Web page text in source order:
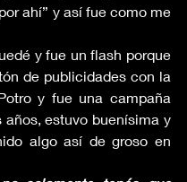
ahí” y así fue como me
y fue un flash porque
de publicidades con la
y fue una campaña
años, estuvo buenísima y
algo así de groso en